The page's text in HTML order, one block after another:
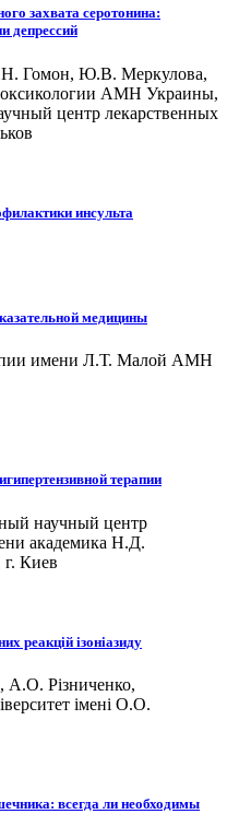
захвата серотонина:
депрессий
Гомон, Ю.В. Меркулова,
АМН Украины,
центр лекарственных
инсульта
медицины
имени Л.Т. Малой АМН
терапии
научный центр
академика Н.Д.
Киев
реакцій ізоніазиду
А.О. Різниченко,
імені О.О.
всегда ли необходимы